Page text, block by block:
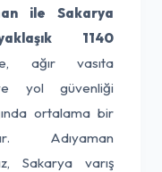
ile Sakarya
1140
ağır vasıta
ve yol güvenliği
ortalama bir
Adıyaman
Sakarya varış